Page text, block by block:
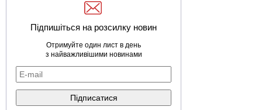
Підпишіться на розсилку новин
Отримуйте один лист в день
з найважливішими новинами